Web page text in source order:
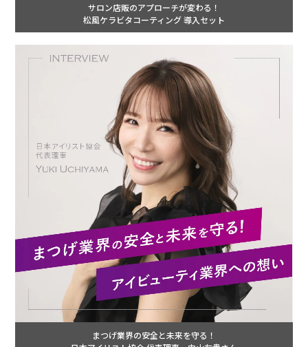
サロン店販のアプローチが変わる！
松風ケラビタコーティング 導入セット
まつげ業界の安全と未来を守る！